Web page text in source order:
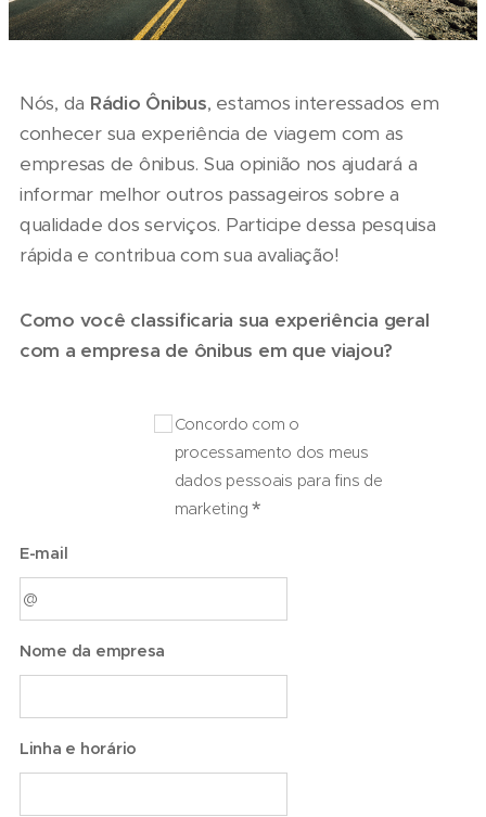
Nós, da Rádio Ônibus, estamos interessados em
conhecer sua experiência de viagem com as
empresas de ônibus. Sua opinião nos ajudará a
informar melhor outros passageiros sobre a
qualidade dos serviços. Participe dessa pesquisa
rápida e contribua com sua avaliação!
Como você classificaria sua experiência geral
com a empresa de ônibus em que viajou?
Concordo com o
processamento dos meus
dados pessoais para fins de
marketing
E-mail
Nome da empresa
Linha e horário